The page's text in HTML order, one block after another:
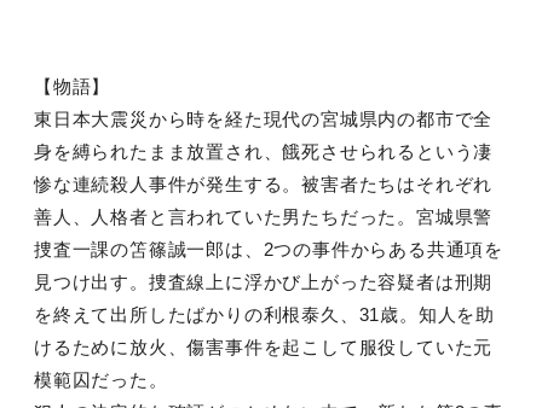
【物語】
東日本大震災から時を経た現代の宮城県内の都市で全
身を縛られたまま放置され、餓死させられるという凄
惨な連続殺人事件が発生する。被害者たちはそれぞれ
善人、人格者と言われていた男たちだった。宮城県警
捜査一課の笘篠誠一郎は、2つの事件からある共通項を
見つけ出す。捜査線上に浮かび上がった容疑者は刑期
を終えて出所したばかりの利根泰久、31歳。知人を助
けるために放火、傷害事件を起こして服役していた元
模範囚だった。